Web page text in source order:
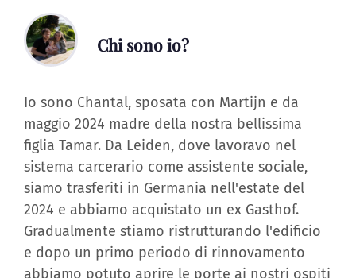
Chi sono io?
Io sono Chantal, sposata con Martijn e da
maggio 2024 madre della nostra bellissima
figlia Tamar. Da Leiden, dove lavoravo nel
sistema carcerario come assistente sociale,
siamo trasferiti in Germania nell'estate del
2024 e abbiamo acquistato un ex Gasthof.
Gradualmente stiamo ristrutturando l'edificio
e dopo un primo periodo di rinnovamento
abbiamo potuto aprire le porte ai nostri ospiti